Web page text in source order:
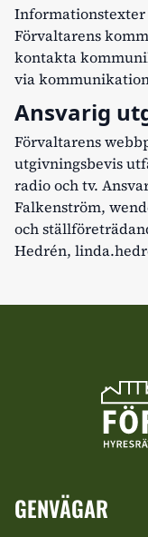
Förvaltarens
kontakta
via
Ansvarig
Förvaltarens
utgivningsbevis
radio och tv.
Falkenström,
och
Hedrén,
GENVÄGAR